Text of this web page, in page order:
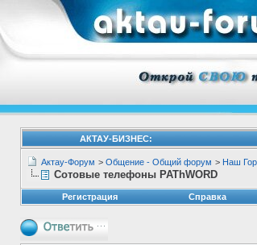
АКТАУ-БИЗНЕС:
Актау-Форум > Общение - Общий форум > Наш
Сотовые телефоны PAThWORD
Регистрация
Справка